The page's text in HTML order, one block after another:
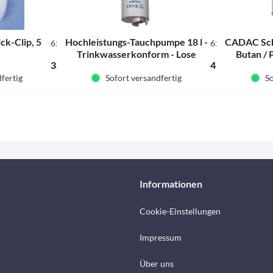
Clip, 5 650070
5 Stck.(0,60 € * / 1 Stck.)
3,00 € *
Hochleistungs-Tauchpumpe 18 l -
Trinkwasserkonform - Lose
620231L
47,00 € *
Sofort versandfertig
CADAC
Butan /
Informationen
Cookie-Einstellungen
Impressum
Über uns